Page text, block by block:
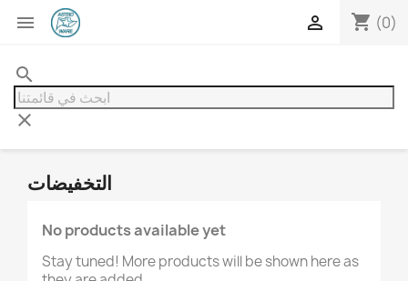
 shopping_cart (0)

search
clear
التخفيضات
No products available yet
Stay tuned! More products will be shown here as